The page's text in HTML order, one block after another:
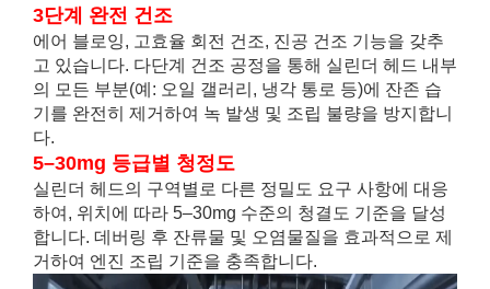
3단계 완전 건조
에어 블로잉, 고효율 회전 건조, 진공 건조 기능을 갖추
고 있습니다. 다단계 건조 공정을 통해 실린더 헤드 내부
의 모든 부분(예: 오일 갤러리, 냉각 통로 등)에 잔존 습
기를 완전히 제거하여 녹 발생 및 조립 불량을 방지합니
다.
5–30mg 등급별 청정도
실린더 헤드의 구역별로 다른 정밀도 요구 사항에 대응
하여, 위치에 따라 5–30mg 수준의 청결도 기준을 달성
합니다. 데버링 후 잔류물 및 오염물질을 효과적으로 제
거하여 엔진 조립 기준을 충족합니다.